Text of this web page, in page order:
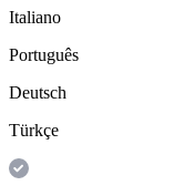
Italiano
Português
Deutsch
Türkçe